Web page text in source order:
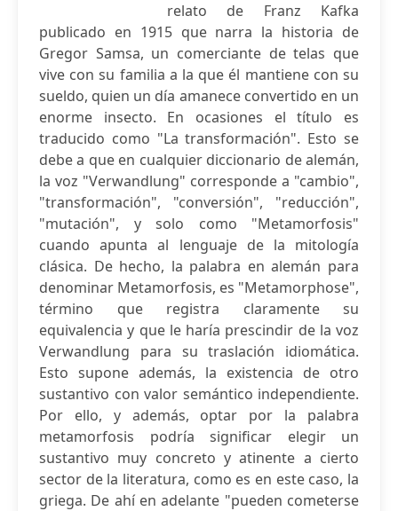
relato de Franz Kafka
publicado en 1915 que narra la historia de
Gregor Samsa, un comerciante de telas que
vive con su familia a la que él mantiene con su
sueldo, quien un día amanece convertido en un
enorme insecto. En ocasiones el título es
traducido como "La transformación". Esto se
debe a que en cualquier diccionario de alemán,
la voz "Verwandlung" corresponde a "cambio",
"transformación", "conversión", "reducción",
"mutación", y solo como "Metamorfosis"
cuando apunta al lenguaje de la mitología
clásica. De hecho, la palabra en alemán para
denominar Metamorfosis, es "Metamorphose",
término que registra claramente su
equivalencia y que le haría prescindir de la voz
Verwandlung para su traslación idiomática.
Esto supone además, la existencia de otro
sustantivo con valor semántico independiente.
Por ello, y además, optar por la palabra
metamorfosis podría significar elegir un
sustantivo muy concreto y atinente a cierto
sector de la literatura, como es en este caso, la
griega. De ahí en adelante "pueden cometerse